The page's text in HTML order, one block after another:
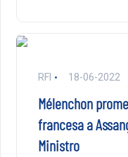
RFI 18-06-2022
Mélenchon
francesa a
Ministro